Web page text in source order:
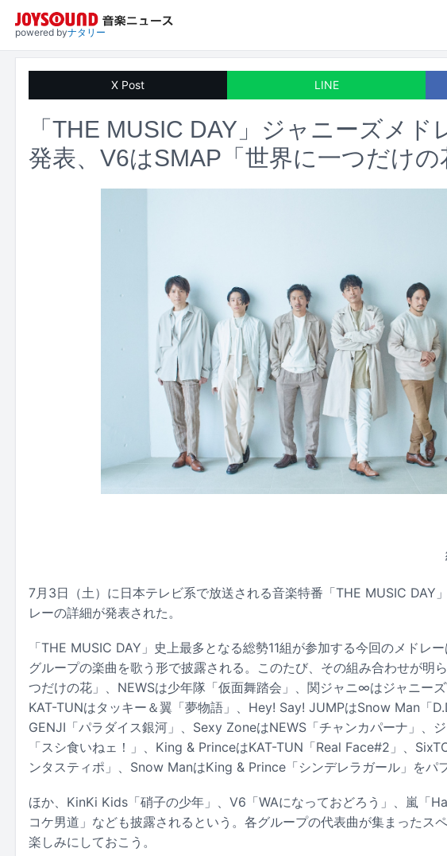
powered byナタリー
X Post LINE
「THE MUSIC DAY」ジャニーズメド
発表、V6はSMAP「世界に一つだけの
7月3日（土）に日本テレビ系で放送される音楽特番「THE MUSIC DAY
レーの詳細が発表された。
「THE MUSIC DAY」史上最多となる総勢11組が参加する今回のメドレ
グループの楽曲を歌う形で披露される。このたび、その組み合わせが明
つだけの花」、NEWSは少年隊「仮面舞踏会」、関ジャニ∞はジャニーズ
KAT-TUNはタッキー＆翼「夢物語」、Hey! Say! JUMPはSnow Man「
GENJI「パラダイス銀河」、Sexy ZoneはNEWS「チャンカパーナ」、
「スシ食いねェ！」、King & PrinceはKAT-TUN「Real Face#2」、
ンタスティポ」、Snow ManはKing & Prince「シンデレラガール」をパ
ほか、KinKi Kids「硝子の少年」、V6「WAになっておどろう」、嵐「
コケ男道」なども披露されるという。各グループの代表曲が集まったス
楽しみにしておこう。